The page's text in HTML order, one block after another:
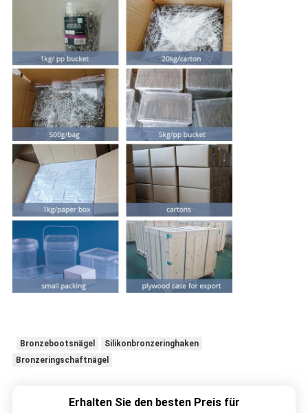
Bronzebootsnägel
Silikonbronzeringhaken
Bronzeringschaftnägel
Erhalten Sie den besten Preis für